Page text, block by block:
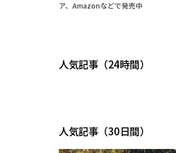
ア、Amazonなどで発売中
人気記事（24時間）
人気記事（30日間）